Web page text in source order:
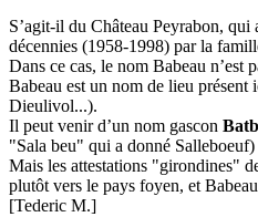
S’agit-il du Château Peyrabon, qui
décennies (1958-1998) par la
Dans ce cas, le nom Babeau n’est
Babeau est un nom de lieu
Dieulivol...).
Il peut venir d’un nom gascon
"Sala beu" qui a donné Salleboeuf)
Mais les attestations "girondines"
plutôt vers le pays foyen, et
[Tederic M.]